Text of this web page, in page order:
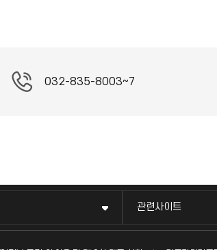
032-835-8003~7
관련사이트